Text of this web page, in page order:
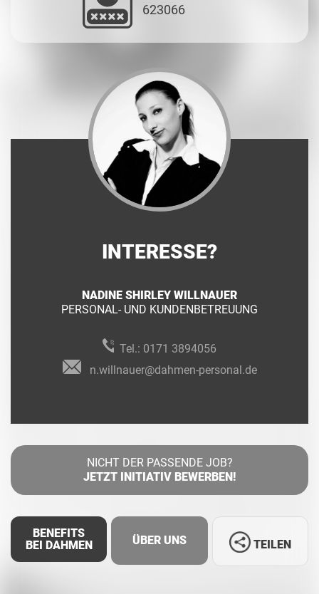
623066
INTERESSE?
NADINE SHIRLEY WILLNAUER
PERSONAL- UND KUNDENBETREUUNG
Tel.: 0171 3894056
n.willnauer@dahmen-personal.de
NICHT DER PASSENDE JOB?
JETZT INITIATIV BEWERBEN!
BENEFITS
BEI DAHMEN
ÜBER UNS TEILEN